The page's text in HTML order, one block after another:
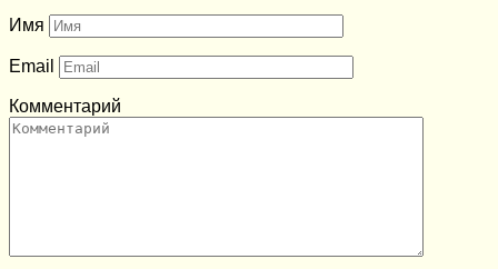
Имя
Email
Комментарий